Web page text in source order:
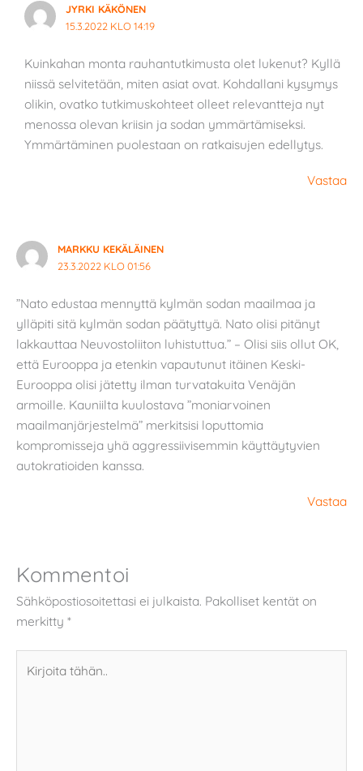
JYRKI KÄKÖNEN
15.3.2022 KLO 14:19
Kuinkahan monta rauhantutkimusta olet lukenut? Kyllä
niissä selvitetään, miten asiat ovat. Kohdallani kysymys
olikin, ovatko tutkimuskohteet olleet relevantteja nyt
menossa olevan kriisin ja sodan ymmärtämiseksi.
Ymmärtäminen puolestaan on ratkaisujen edellytys.
Vastaa
MARKKU KEKÄLÄINEN
23.3.2022 KLO 01:56
”Nato edustaa mennyttä kylmän sodan maailmaa ja
ylläpiti sitä kylmän sodan päätyttyä. Nato olisi pitänyt
lakkauttaa Neuvostoliiton luhistuttua.” – Olisi siis ollut OK,
että Eurooppa ja etenkin vapautunut itäinen Keski-
Eurooppa olisi jätetty ilman turvatakuita Venäjän
armoille. Kauniilta kuulostava ”moniarvoinen
maailmanjärjestelmä” merkitsisi loputtomia
kompromisseja yhä aggressiivisemmin käyttäytyvien
autokratioiden kanssa.
Vastaa
Kommentoi
Sähköpostiosoitettasi ei julkaista. Pakolliset kentät on
merkitty *
tähän..